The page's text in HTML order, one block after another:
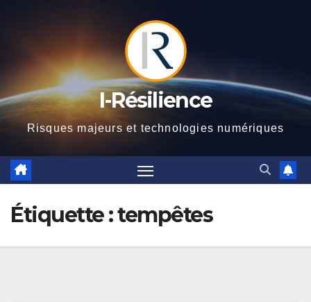
I-Résilience
Risques majeurs et technologies numériques
Étiquette :tempêtes